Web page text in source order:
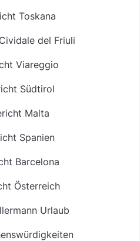
Toskana
del Friuli
Viareggio
Südtirol
Malta
Spanien
Barcelona
Österreich
Urlaub